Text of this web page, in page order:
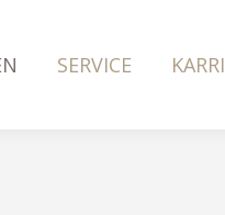
SERVICE